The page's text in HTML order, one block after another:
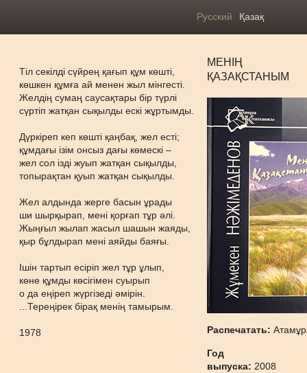
Русский Қазақ
Тіл секілді сүйрең қағып құм көшті,
көшкен құмға ай менен жыл мінгесті.
Желдің сумаң саусақтары бір түрлі
сүртіп жатқан сықылды ескі жұртымды.
Дүркіреп кеп көшті қаңбақ, жел есті;
құмдағы ізім онсыз дағы көмескі –
жел сол ізді жуып жатқан сықылды,
топырақтан қуып жатқан сықылды.
Жел алдында жерге басын ұрады
ши шырқырап, мені қорғап тұр әлі.
Жыңғыл жылап жасыл шашын жаяды,
қыр бұлдырап мені аяйды баяғы.
Ішін тартып есіріп жел тұр ұлып,
көне құмды көсігімен суырып
о да еңіреп жүргізеді әмірін.
...Тереңірек бірақ менің тамырым.
1978
МЕНІҢ
ҚАЗАҚСТАНЫМ
Распечатать:
Год
выпуска: 2008